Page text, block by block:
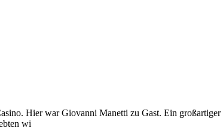
Hier war Giovanni Manetti zu Gast. Ein
wi